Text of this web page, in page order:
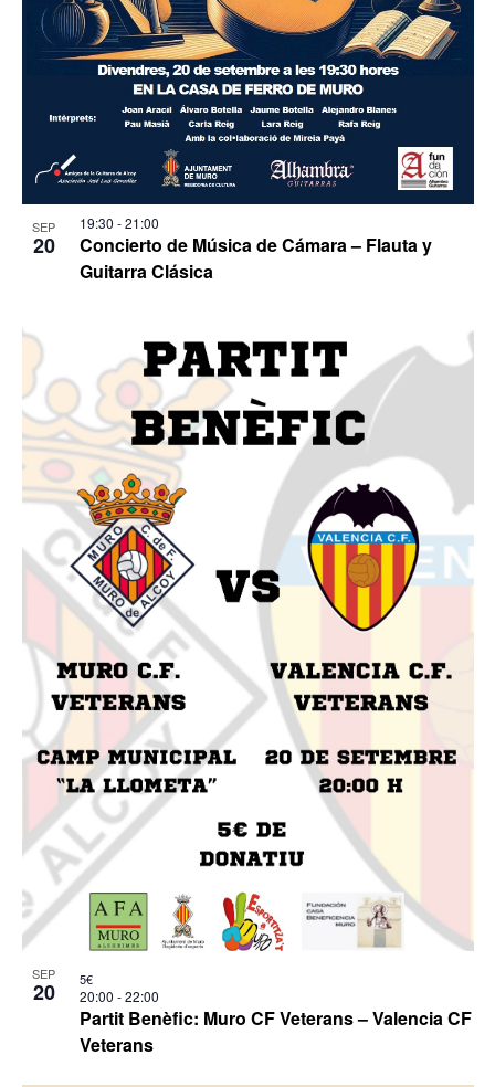
SEP
20
Concierto de Música de Cámara – Flauta y
Guitarra Clásica
19:30 -21:00
SEP
20
Partit Benèfic: Muro CF Veterans – Valencia CF
Veterans
20:00 -22:00
5€